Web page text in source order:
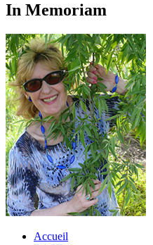
In Memoriam
Accueil